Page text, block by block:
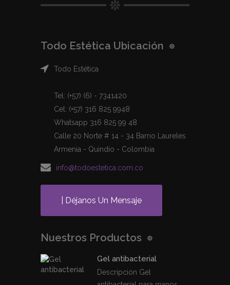
Todo Estética Ubicación
Todo Estética
Tel: (+57) (6) - 7341420
Cel: (+57) 316 825 9948
Whatsapp 316 825 99 48
Calle 20 Norte # 14 - 34 Barrio Laureles
Armenia - Quindío - Colombia
info@todoestetica.com.co
| Déjanos Un Mensaje
Nuestros Productos
Gel antibacterial
Descripción Gel